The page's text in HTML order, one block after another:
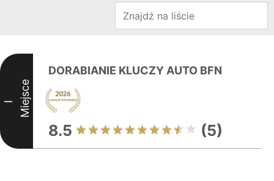
I Miejsce
DORABIANIE KLUCZY AUTO BFN
8.5 (5)